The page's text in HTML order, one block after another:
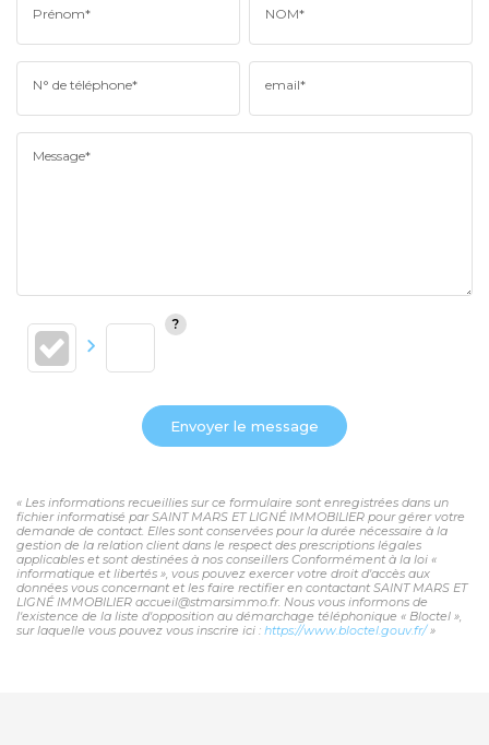
Prénom* NOM*
N° de téléphone* email*
Message*
Envoyer le message
« Les informations recueillies sur ce formulaire sont enregistrées dans un
fichier informatisé par SAINT MARS ET LIGNÉ IMMOBILIER pour gérer votre
demande de contact. Elles sont conservées pour la durée nécessaire à la
gestion de la relation client dans le respect des prescriptions légales
applicables et sont destinées à nos conseillers Conformément à la loi «
informatique et libertés », vous pouvez exercer votre droit d'accès aux
données vous concernant et les faire rectifier en contactant SAINT MARS ET
LIGNÉ IMMOBILIER accueil@stmarsimmo.fr. Nous vous informons de
l'existence de la liste d'opposition au démarchage téléphonique « Bloctel »,
sur laquelle vous pouvez vous inscrire ici : https://www.bloctel.gouv.fr/»